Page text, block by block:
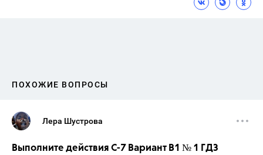
ПОХОЖИЕ ВОПРОСЫ
Лера Шустрова
Выполните действия С-7 Вариант В1 № 1 ГДЗ